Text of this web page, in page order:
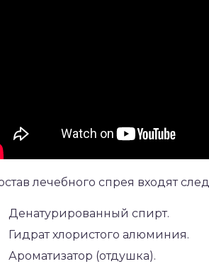
лечебного спрея входят
Денатурированный спирт.
Гидрат хлористого алюминия.
Ароматизатор (отдушка).